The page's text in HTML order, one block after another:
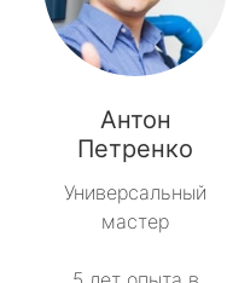
Антон
Петренко
Универсальный
мастер